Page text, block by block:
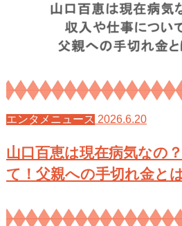
エンタメニュース 2026.6.20
山口百恵は現在病気なの
て！父親への手切れ金と